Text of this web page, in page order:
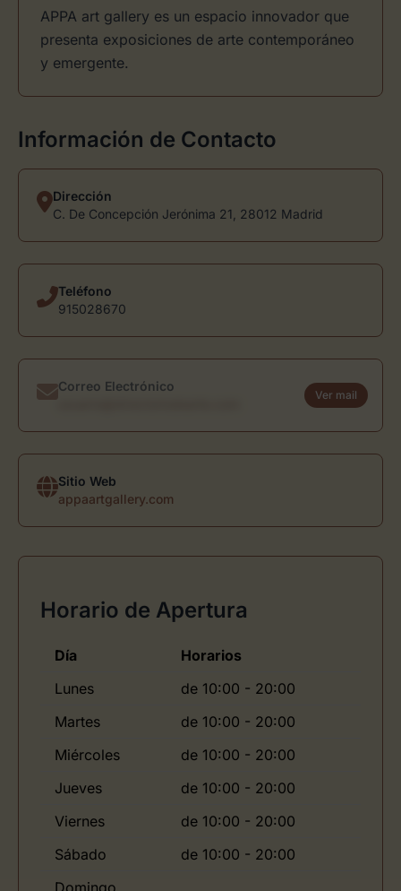
APPA art gallery es un espacio innovador que
presenta exposiciones de arte contemporáneo
y emergente.
Información de Contacto
Dirección
C. De Concepción Jerónima 21, 28012 Madrid
Teléfono
915028670
Correo Electrónico
Ver mail
Sitio Web
appaartgallery.com
Horario de Apertura
Día
Horarios
Lunes
de 10:00 - 20:00
Martes
de 10:00 - 20:00
Miércoles
de 10:00 - 20:00
Jueves
de 10:00 - 20:00
Viernes
de 10:00 - 20:00
Sábado
de 10:00 - 20:00
Domingo